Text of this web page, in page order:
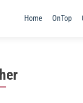
Home OnTop